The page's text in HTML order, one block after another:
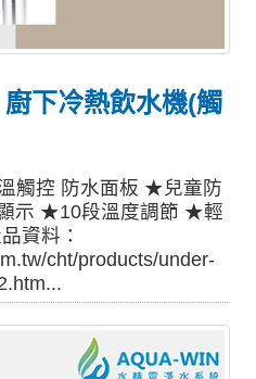
廚下冷熱飲水機(觸
觸控 防水面板 ★兒童防
示 ★10段溫度調節 ★輕
資料：
cht/products/under-